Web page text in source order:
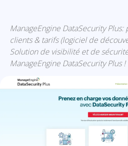
ManageEngine DataSecurity Plus:
clients & tarifs (logiciel de
Solution de visibilité et de
ManageEngine DataSecurity Plus !